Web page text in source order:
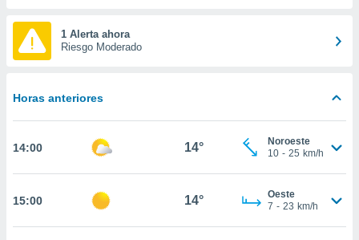
basada
permite
seguir
coste.
botón
a la
1 Alerta ahora
Riesgo Moderado
Horas anteriores
14:00 14°
Noroeste
10 - 25 km/h
15:00 14°
Oeste
7 - 23 km/h